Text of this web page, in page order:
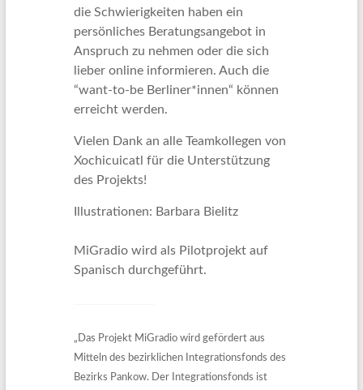
die Schwierigkeiten haben ein
persönliches Beratungsangebot in
Anspruch zu nehmen oder die sich
lieber online informieren. Auch die
“want-to-be Berliner*innen“ können
erreicht werden.
Vielen Dank an alle Teamkollegen von
Xochicuicatl für die Unterstützung
des Projekts!
Illustrationen: Barbara Bielitz
MiGradio wird als Pilotprojekt auf
Spanisch durchgeführt.
„Das Projekt MiGradio wird gefördert aus
Mitteln des bezirklichen Integrationsfonds des
Bezirks Pankow. Der Integrationsfonds ist